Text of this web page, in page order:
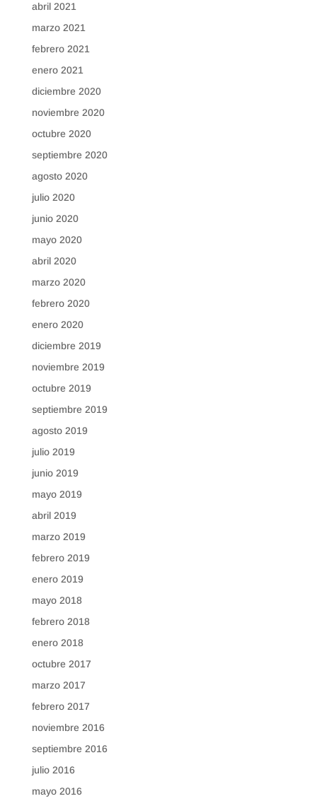
abril 2021
marzo 2021
febrero 2021
enero 2021
diciembre 2020
noviembre 2020
octubre 2020
septiembre 2020
agosto 2020
julio 2020
junio 2020
mayo 2020
abril 2020
marzo 2020
febrero 2020
enero 2020
diciembre 2019
noviembre 2019
octubre 2019
septiembre 2019
agosto 2019
julio 2019
junio 2019
mayo 2019
abril 2019
marzo 2019
febrero 2019
enero 2019
mayo 2018
febrero 2018
enero 2018
octubre 2017
marzo 2017
febrero 2017
noviembre 2016
septiembre 2016
julio 2016
mayo 2016